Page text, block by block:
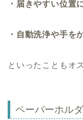
・届きやすい位置
・自動洗浄や手を
といったこともオ
ペーパーホル